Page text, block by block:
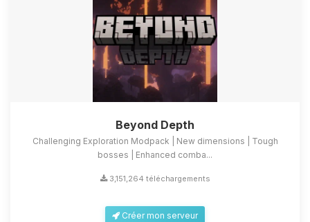
Beyond Depth
Challenging Exploration Modpack | New dimensions | Tough
bosses | Enhanced comba...
3,151,264 téléchargements
Créer mon serveur